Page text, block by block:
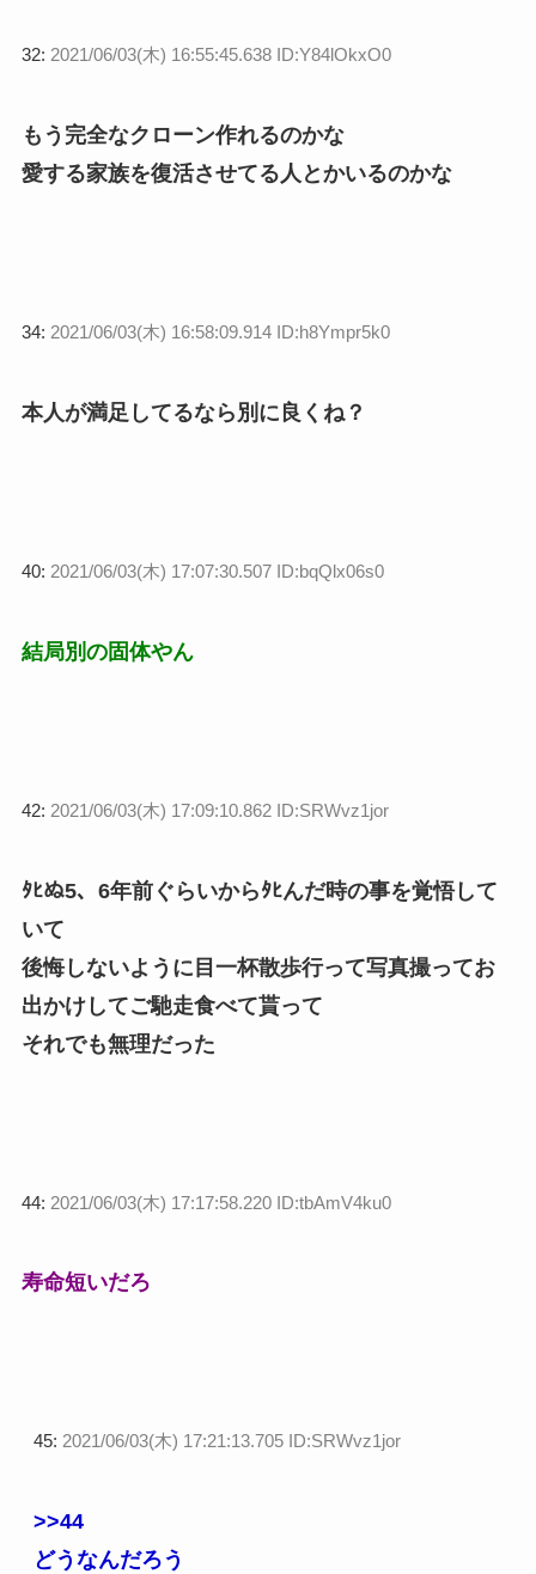
32: 2021/06/03(木) 16:55:45.638 ID:Y84lOkxO0
もう完全なクローン作れるのかな
愛する家族を復活させてる人とかいるのかな
34: 2021/06/03(木) 16:58:09.914 ID:h8Ympr5k0
本人が満足してるなら別に良くね？
40: 2021/06/03(木) 17:07:30.507 ID:bqQlx06s0
結局別の固体やん
42: 2021/06/03(木) 17:09:10.862 ID:SRWvz1jor
ﾀﾋぬ5、6年前ぐらいからﾀﾋんだ時の事を覚悟して
いて
後悔しないように目一杯散歩行って写真撮ってお
出かけしてご馳走食べて貰って
それでも無理だった
44: 2021/06/03(木) 17:17:58.220 ID:tbAmV4ku0
寿命短いだろ
45: 2021/06/03(木) 17:21:13.705 ID:SRWvz1jor
>>44
どうなんだろう